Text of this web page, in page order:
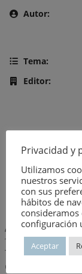
Autor:
Tema:
Editor:
Año de
Número:
Descripción:
TOMO IPRIMERA
CRECIMIENTO
Privacidad y
Utilizamos
nuestros
con sus
hábitos de
consideramos
configuración
Aceptar